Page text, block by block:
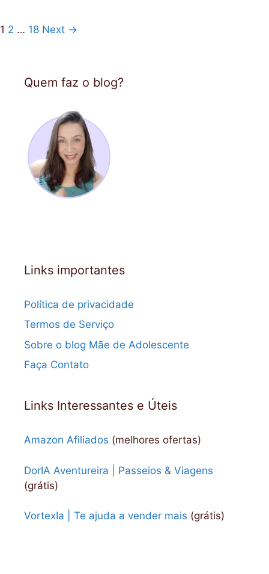
Page
1 Page
2 … Page
18 Next →
Quem faz o blog?
Links importantes
Política de privacidade
Termos de Serviço
Sobre o blog Mãe de Adolescente
Faça Contato
Links Interessantes e Úteis
Amazon Afiliados (melhores ofertas)
DorIA Aventureira | Passeios & Viagens
(grátis)
VortexIa | Te ajuda a vender mais (grátis)